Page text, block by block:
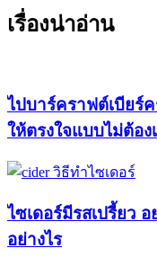
เรื่องน่าอ่าน
ไปบาร์คราฟต์เบียร์ค
ให้ตรงใจแบบไม่ต้อง
ไซเดอร์มีรสเปรี้ยว
อย่างไร